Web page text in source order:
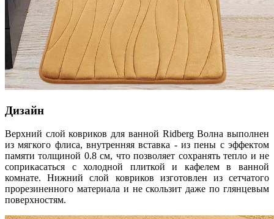
Дизайн
Верхний слой ковриков для ванной Ridberg Bолна выполнен
из мягкого флиса, внутренняя вставка - из пены с эффектом
памяти толщиной 0.8 см, что позволяет сохранять тепло и не
соприкасаться с холодной плиткой и кафелем в ванной
комнате. Нижний слой ковриков изготовлен из сетчатого
прорезиненного материала и не скользит даже по глянцевым
поверхностям.